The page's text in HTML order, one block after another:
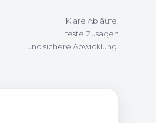
Klare Abläufe,
feste Zusagen
und sichere Abwicklung.